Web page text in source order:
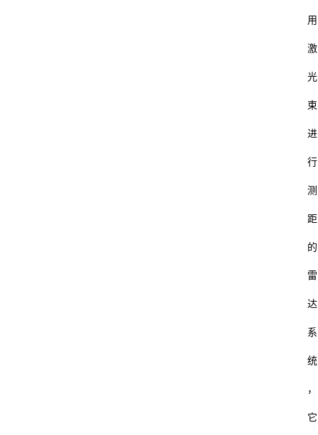
用
激
光
束
进
行
测
距
的
雷
达
系
统
，
它